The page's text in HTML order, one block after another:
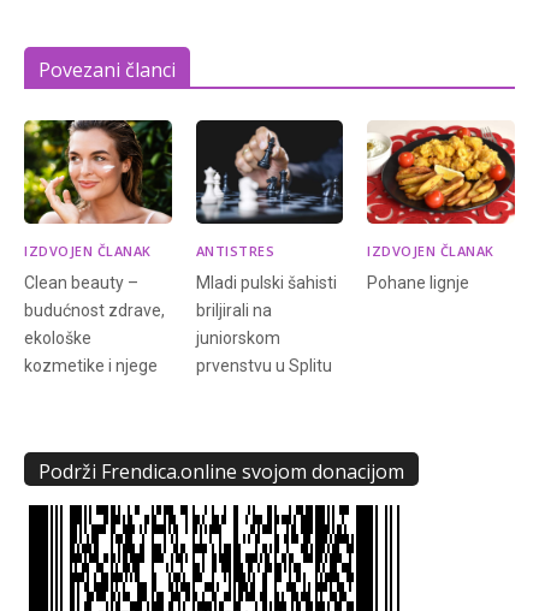
Povezani članci
IZDVOJEN ČLANAK
Clean beauty –
budućnost zdrave,
ekološke
kozmetike i njege
ANTISTRES
Mladi pulski šahisti
briljirali na
juniorskom
prvenstvu u Splitu
IZDVOJEN ČLANAK
Pohane lignje
Podrži Frendica.online svojom donacijom